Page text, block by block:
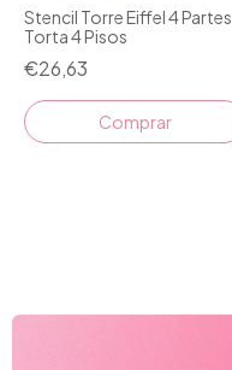
Stencil Torre Eiffel 4 Partes
Torta 4 Pisos
€26,63